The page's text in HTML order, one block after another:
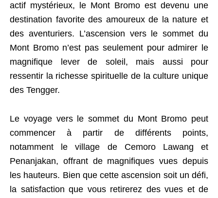
actif mystérieux, le Mont Bromo est devenu une
destination favorite des amoureux de la nature et
des aventuriers. L’ascension vers le sommet du
Mont Bromo n’est pas seulement pour admirer le
magnifique lever de soleil, mais aussi pour
ressentir la richesse spirituelle de la culture unique
des Tengger.
Le voyage vers le sommet du Mont Bromo peut
commencer à partir de différents points,
notamment le village de Cemoro Lawang et
Penanjakan, offrant de magnifiques vues depuis
les hauteurs. Bien que cette ascension soit un défi,
la satisfaction que vous retirerez des vues et de